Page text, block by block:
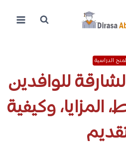
الدراسية
للوافدين
المزايا، وكيفية